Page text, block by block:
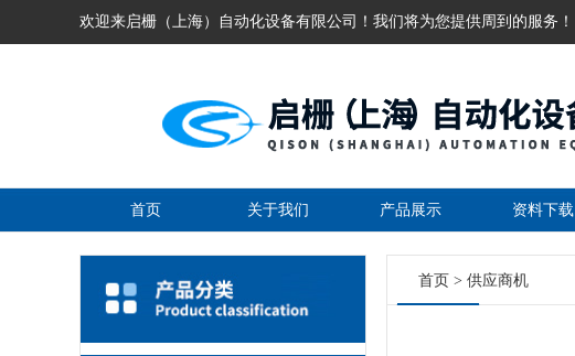
欢迎来启栅（上海）自动化设备有限公司！我们将为您提供周到的服务！
首页 关于我们 产品展示 资料下载
首页 > 供应商机